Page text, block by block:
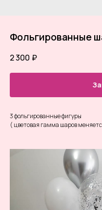
Фольгированные
2 300 ₽
3 фольгированные фигуры
( цветовая гамма шаров